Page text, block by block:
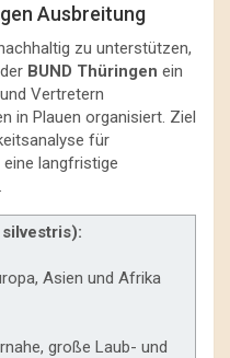
Ausbreitung
zu unterstützen,
BUND Thüringen ein
Vertretern
in Plauen organisiert. Ziel
für
eine langfristige
Asien und Afrika
große Laub- und